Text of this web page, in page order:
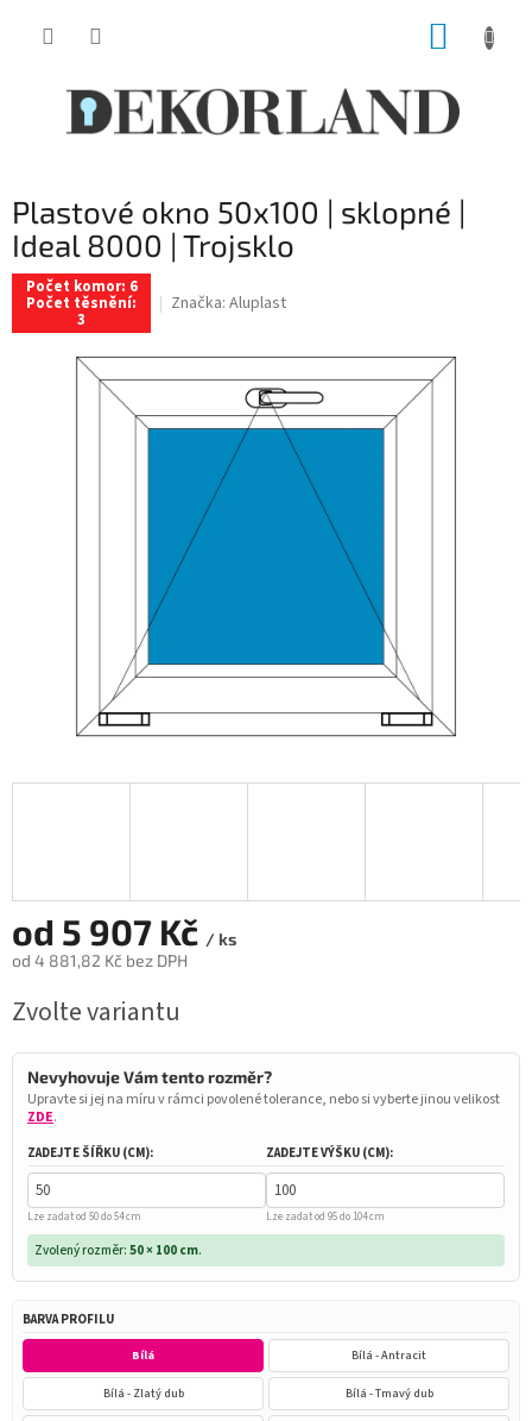
Plastové okno 50x100 | sklopné |
Ideal 8000 | Trojsklo
Počet komor: 6
Počet těsnění:
3
Značka: Aluplast
od 5 907 Kč / ks
od 4 881,82 Kč bez DPH
cena:
Zvolte variantu
Nevyhovuje Vám tento rozměr?
Upravte si jej na míru v rámci povolené tolerance, nebo si vyberte jinou velikost
ZDE.
ZADEJTE ŠÍŘKU (CM):
Lze zadat od 50 do 54 cm
ZADEJTE VÝŠKU (CM):
Lze zadat od 95 do 104 cm
Zvolený rozměr: 50 × 100 cm.
BARVA PROFILU
Bílá Bílá - Antracit
Bílá - Zlatý dub Bílá - Tmavý dub